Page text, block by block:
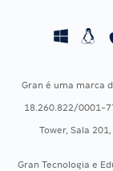
Concursos Fiscais
Gran é uma marca
18.260.822/0001-
Tower, Sala
Gran Tecnologia e